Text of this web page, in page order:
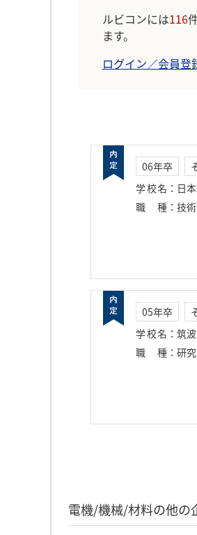
ルビコンには116
ます。
ログイン／会員登
06年卒
学校名 ： 日
職種 ： 技術
05年卒
学校名 ： 筑
職種 ： 研
電機/機械/材料の他の